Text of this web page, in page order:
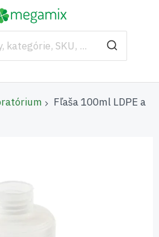
Fľaša 100ml LDPE a